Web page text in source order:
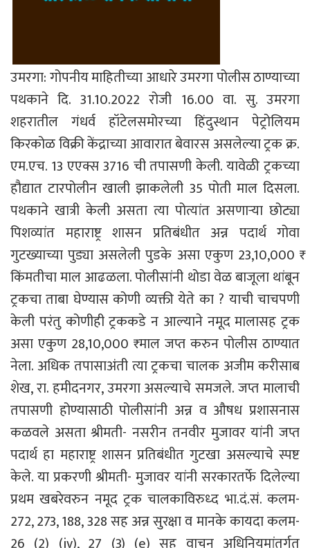
उमरगा: गोपनीय माहितीच्या आधारे उमरगा पोलीस ठाण्याच्या
पथकाने दि. 31.10.2022 रोजी 16.00 वा. सु. उमरगा
शहरातील गंधर्व हॉटेलसमोरच्या हिंदुस्थान पेट्रोलियम
किरकोळ विक्री केंद्राच्या आवारात बेवारस असलेल्या ट्रक क्र.
एम.एच. 13 एएक्स 3716 ची तपासणी केली. यावेळी ट्रकच्या
हौद्यात टारपोलीन खाली झाकलेली 35 पोती माल दिसला.
पथकाने खात्री केली असता त्या पोत्यांत असणाऱ्या छोट्या
पिशव्यांत महाराष्ट्र शासन प्रतिबंधीत अन्न पदार्थ गोवा
गुटख्याच्या पुड्या असलेली पुडके असा एकुण 23,10,000 ₹
किंमतीचा माल आढळला. पोलीसांनी थोडा वेळ बाजूला थांबून
ट्रकचा ताबा घेण्यास कोणी व्यक्ती येते का ? याची चाचपणी
केली परंतु कोणीही ट्रककडे न आल्याने नमूद मालासह ट्रक
असा एकुण 28,10,000 ₹ माल जप्त करुन पोलीस ठाण्यात
नेला. अधिक तपासाअंती त्या ट्रकचा चालक अजीम करीसाब
शेख, रा. हमीदनगर, उमरगा असल्याचे समजले. जप्त मालाची
तपासणी होण्यासाठी पोलीसांनी अन्न व औषध प्रशासनास
कळवले असता श्रीमती- नसरीन तनवीर मुजावर यांनी जप्त
पदार्थ हा महाराष्ट्र शासन प्रतिबंधीत गुटखा असल्याचे स्पष्ट
केले. या प्रकरणी श्रीमती- मुजावर यांनी सरकारतर्फे दिलेल्या
प्रथम खबरेवरुन नमूद ट्रक चालकाविरुध्द भा.दं.सं. कलम-
272, 273, 188, 328 सह अन्न सुरक्षा व मानके कायदा कलम-